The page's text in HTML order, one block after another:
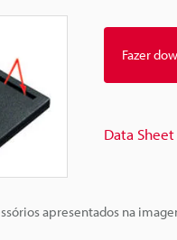
apresentados na
Fazer
Data Sheet